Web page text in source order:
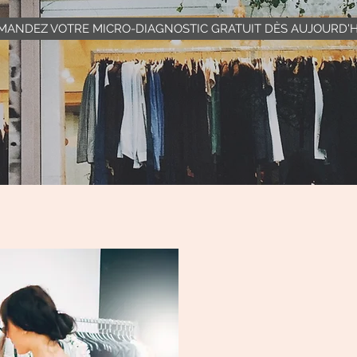
VOTRE MICRO-DIAGNOSTIC GRATUIT DÈS